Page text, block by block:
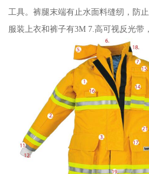
工具。裤腿末端有止水面料缝纫，防
服装上衣和裤子有3M 7.高可视反光带